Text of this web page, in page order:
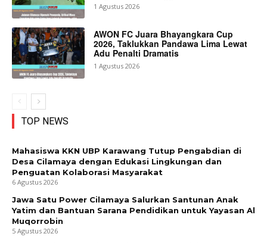
1 Agustus 2026
AWON FC Juara Bhayangkara Cup
2026, Taklukkan Pandawa Lima Lewat
Adu Penalti Dramatis
1 Agustus 2026
TOP NEWS
Mahasiswa KKN UBP Karawang Tutup Pengabdian di
Desa Cilamaya dengan Edukasi Lingkungan dan
Penguatan Kolaborasi Masyarakat
6 Agustus 2026
Jawa Satu Power Cilamaya Salurkan Santunan Anak
Yatim dan Bantuan Sarana Pendidikan untuk Yayasan Al
Muqorrobin
5 Agustus 2026